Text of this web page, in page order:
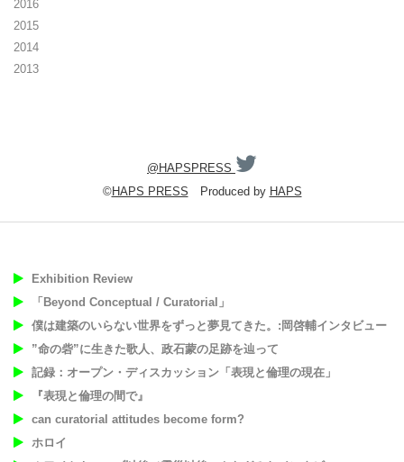
2016
2015
2014
2013
@HAPSPRESS
©HAPS PRESS Produced by HAPS
Exhibition Review
「Beyond Conceptual / Curatorial」
僕は建築のいらない世界をずっと夢見てきた。:岡啓輔インタビュー
”命の砦”に生きた歌人、政石蒙の足跡を辿って
記録：オープン・ディスカッション「表現と倫理の現在」
『表現と倫理の間で』
can curatorial attitudes become form?
ホロイ